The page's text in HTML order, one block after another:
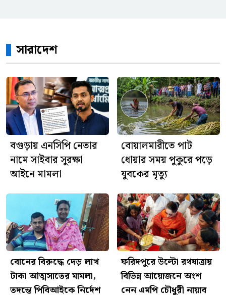
রেফারি ও ভিএআরের দুই সিদ্ধান্ত
ঘিরে বিতর্ক, মিসরের ক্ষোভ
আজ শ্রীশ্রী জগন্নাথদেবের
রথযাত্রা, ফরিদপুরে দিনব্যাপী নানা
আয়োজন
সারাদেশ
বগুড়ায় এনসিপি নেতার
নামে সাইবার সুরক্ষা
আইনে মামলা
বোয়ালমারীতে পাট
ধোয়ার সময় পুকুরে পড়ে
যুবকের মৃত্যু
বোনের বিরুদ্ধে দেড় লাখ
টাকা আত্মসাতের মামলা,
তদন্তে পিবিআইকে নির্দেশ
ফরিদপুরে উল্টো রথযাত্রায়
বিভিন্ন আয়োজনে অংশ
নেন এমপি চৌধুরী নায়াব